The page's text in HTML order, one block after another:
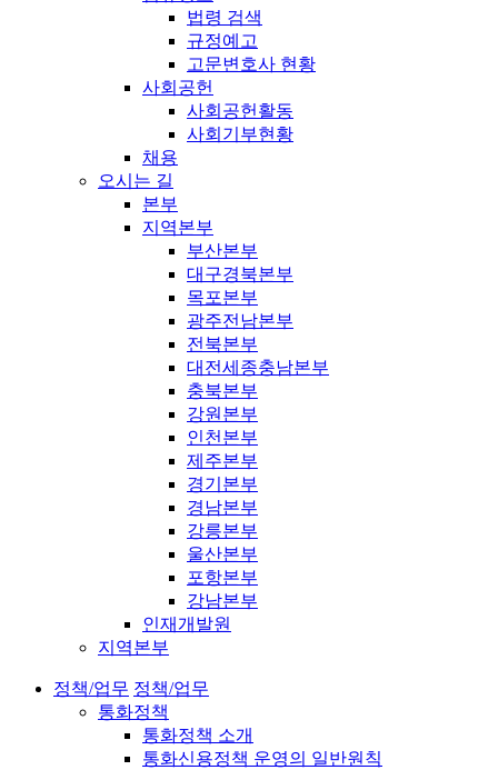
법령 검색
규정예고
고문변호사 현황
사회공헌
사회공헌활동
사회기부현황
채용
오시는 길
본부
지역본부
부산본부
대구경북본부
목포본부
광주전남본부
전북본부
대전세종충남본부
충북본부
강원본부
인천본부
제주본부
경기본부
경남본부
강릉본부
울산본부
포항본부
강남본부
인재개발원
지역본부
정책/업무 정책/업무
통화정책
통화정책 소개
통화신용정책 운영의 일반원칙